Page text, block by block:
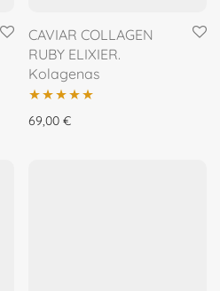
CAVIAR COLLAGEN
RUBY ELIXIER.
Kolagenas
Įvertinimas:
69,00 €